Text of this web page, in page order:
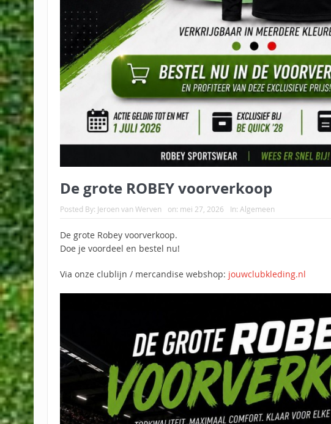
De grote ROBEY voorverkoop
Posted By: Jeroen van Werven on: mei 27, 2026 In: Algemeen
De grote Robey voorverkoop.
Doe je voordeel en bestel nu!
Via onze clublijn / mercandise webshop: jouwclubkleding.nl